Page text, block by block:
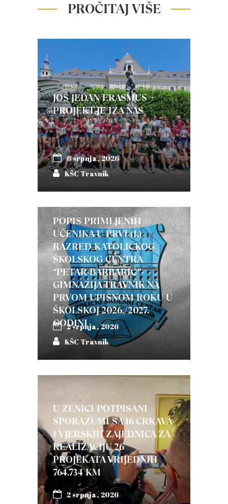
PROČITAJ VIŠE
JOŠ JEDAN ERASMUS +
PROJEKT JE IZA NAS
6 srpnja, 2026
KŠC Travnik
POPIS PRIMLJENIH
UČENIKA U PRVI (I.)
RAZRED KATOLIČKOG
ŠKOLSKOG CENTRA
“PETAR BARBARIĆ”-
GIMNAZIJA TRAVNIK NA
PRVOM UPISNOM ROKU U
ŠKOLSKOJ 2026./2027.
GODINI
2 srpnja, 2026
KŠC Travnik
U ZENICI POTPISANI
SPORAZUMI SA 16 CRKAVA
I VJERSKIH ZAJEDNICA ZA
REALIZACIJU 26
PROJEKATA VRIJEDNIH
764.734 KM
2 srpnja, 2026